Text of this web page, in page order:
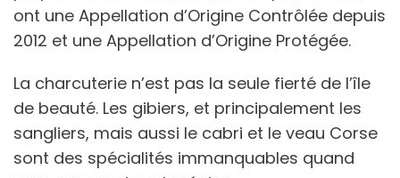
ont une Appellation d’Origine Contrôlée depuis
2012 et une Appellation d’Origine Protégée.
La charcuterie n’est pas la seule fierté de l’île
de beauté. Les gibiers, et principalement les
sangliers, mais aussi le cabri et le veau Corse
sont des spécialités immanquables quand